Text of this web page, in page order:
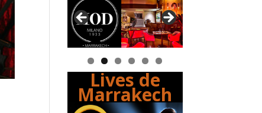
Lives de
Marrakech